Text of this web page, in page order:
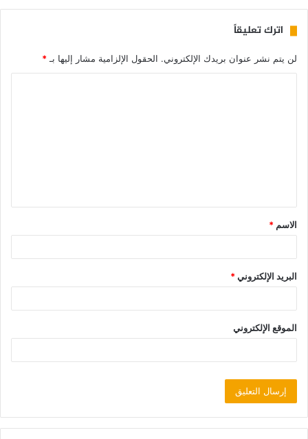
اترك تعليقاً
لن يتم نشر عنوان بريدك الإلكتروني. الحقول الإلزامية مشار إليها بـ*
الاسم *
البريد الإلكتروني*
الموقع الإلكتروني